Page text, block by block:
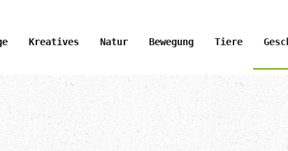
Kreatives Natur Bewegung Tiere